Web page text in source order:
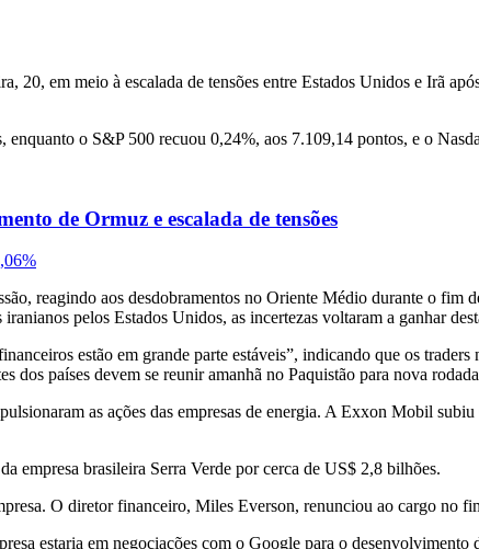
20, em meio à escalada de tensões entre Estados Unidos e Irã
o S&P 500 recuou 0,24%, aos 7.109,14 pontos, e o
de Ormuz e escalada de tensões
reagindo aos desdobramentos no Oriente Médio durante o fim
pelos Estados Unidos, as incertezas voltaram a ganhar
estão em grande parte estáveis”, indicando que os
dos países devem se reunir amanhã no Paquistão para nova
as ações das empresas de energia. A Exxon Mobil
empresa brasileira Serra Verde por cerca de US$ 2,8 bilhões.
O diretor financeiro, Miles Everson, renunciou ao cargo no
estaria em negociações com o Google para o